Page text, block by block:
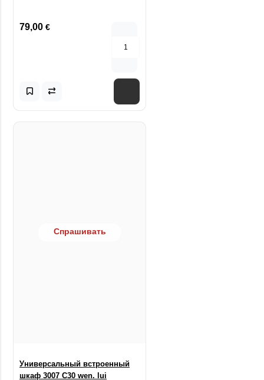
79,00 €
Спрашивать
Универсальный встроенный
шкаф 3007 С30 wen. lui